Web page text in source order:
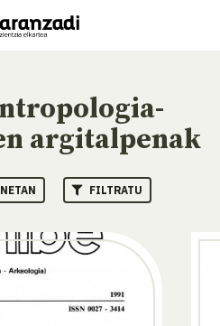
argitalpenak
FILTRATU